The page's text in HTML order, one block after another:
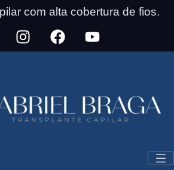
com alta cobertura de fios.